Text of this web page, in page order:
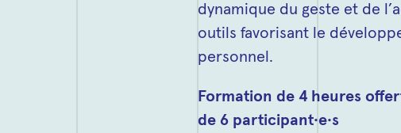
dynamique du geste et de
outils favorisant le
personnel.
Formation de 4 heures
de 6 participant·e·s